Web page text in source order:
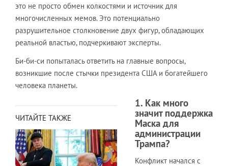
это не просто обмен колкостями и источник для
многочисленных мемов. Это потенциально
разрушительное столкновение двух фигур, обладающих
реальной властью, подчеркивают эксперты.
Би-би-си попыталась ответить на главные вопросы,
возникшие после стычки президента США и богатейшего
человека планеты.
ЧИТАЙТЕ ТАКЖЕ
1. Как много
значит поддержка
Маска для
администрации
Трампа?
Конфликт начался с